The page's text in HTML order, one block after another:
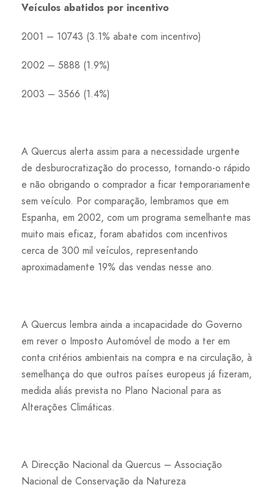
Veículos abatidos por incentivo
2001 – 10743 (3.1% abate com incentivo)
2002 – 5888 (1.9%)
2003 – 3566 (1.4%)
A Quercus alerta assim para a necessidade urgente
de desburocratização do processo, tornando-o rápido
e não obrigando o comprador a ficar temporariamente
sem veículo. Por comparação, lembramos que em
Espanha, em 2002, com um programa semelhante mas
muito mais eficaz, foram abatidos com incentivos
cerca de 300 mil veículos, representando
aproximadamente 19% das vendas nesse ano.
A Quercus lembra ainda a incapacidade do Governo
em rever o Imposto Automóvel de modo a ter em
conta critérios ambientais na compra e na circulação, à
semelhança do que outros países europeus já fizeram,
medida aliás prevista no Plano Nacional para as
Alterações Climáticas.
A Direcção Nacional da Quercus – Associação
Nacional de Conservação da Natureza